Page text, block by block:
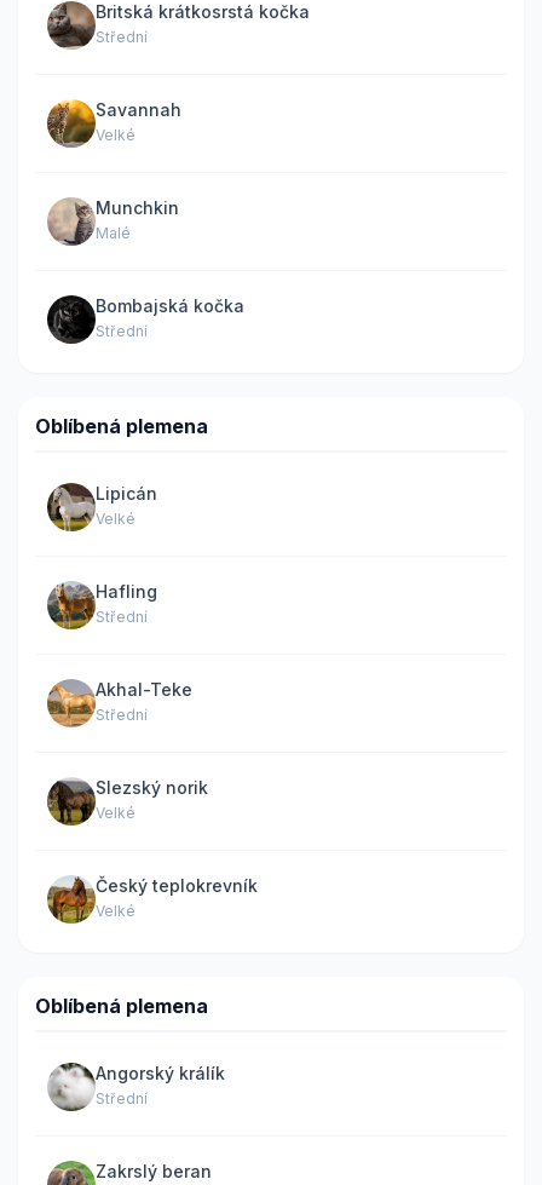
Britská krátkosrstá kočka
Střední
Savannah
Velké
Munchkin
Malé
Bombajská kočka
Střední
Oblíbená plemena
Lipicán
Velké
Hafling
Střední
Akhal-Teke
Střední
Slezský norik
Velké
Český teplokrevník
Velké
Oblíbená plemena
Angorský králík
Střední
Zakrslý beran